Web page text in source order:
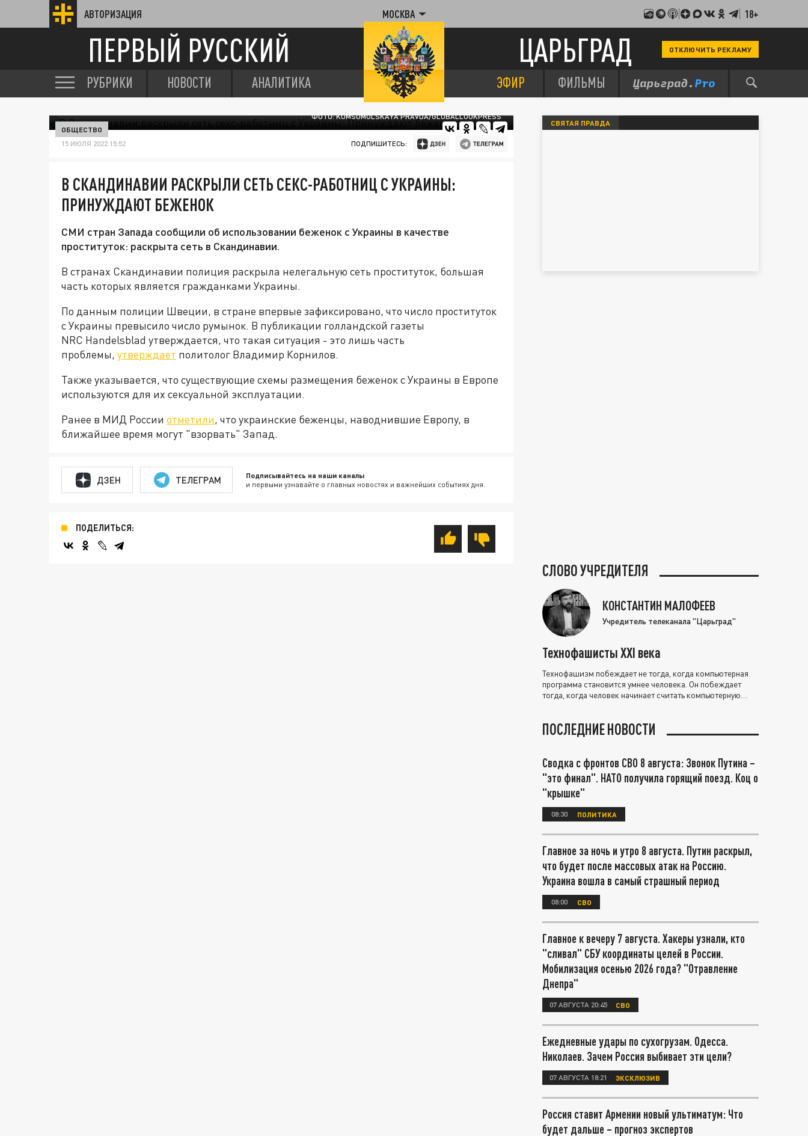
АВТОРИЗАЦИЯ МОСКВА 18+
ПЕРВЫЙ РУССКИЙ ЦАРЬГРАД ОТКЛЮЧИТЬ РЕКЛАМУ
РУБРИКИ НОВОСТИ АНАЛИТИКА ЭФИР ФИЛЬМЫ
ФОТО: KOMSOMOLSKAYA PRAVDA/GLOBALLOOKPRESS
ОБЩЕСТВО
15 ИЮЛЯ 2022 15:52 ПОДПИШИТЕСЬ:
В СКАНДИНАВИИ РАСКРЫЛИ СЕТЬ СЕКС-РАБОТНИЦ С УКРАИНЫ:
ПРИНУЖДАЮТ БЕЖЕНОК
СМИ стран Запада сообщили об использовании беженок с Украины в качестве
проституток: раскрыта сеть в Скандинавии.
В странах Скандинавии полиция раскрыла нелегальную сеть проституток, большая
часть которых является гражданками Украины.
По данным полиции Швеции, в стране впервые зафиксировано, что число проституток
с Украины превысило число румынок. В публикации голландской газеты
NRC Handelsblad утверждается, что такая ситуация - это лишь часть
проблемы, утверждает политолог Владимир Корнилов.
Также указывается, что существующие схемы размещения беженок с Украины в Европе
используются для их сексуальной эксплуатации.
Ранее в МИД России отметили, что украинские беженцы, наводнившие Европу, в
ближайшее время могут "взорвать" Запад.
ДЗЕН ТЕЛЕГРАМ Подписывайтесь на наши каналы
и первыми узнавайте о главных новостях и важнейших событиях дня.
ПОДЕЛИТЬСЯ:
СВЯТАЯ ПРАВДА
СЛОВО УЧРЕДИТЕЛЯ
КОНСТАНТИН МАЛОФЕЕВ
Учредитель телеканала "Царьград"
Технофашисты XXI века
Технофашизм побеждает не тогда, когда компьютерная
программа становится умнее человека. Он побеждает
тогда, когда человек начинает считать компьютерную
ПОСЛЕДНИЕ НОВОСТИ
Сводка с фронтов СВО 8 августа: Звонок Путина –
"это финал". НАТО получила горящий поезд. Коц о
"крышке"
08:30 ПОЛИТИКА
Главное за ночь и утро 8 августа. Путин раскрыл,
что будет после массовых атак на Россию.
Украина вошла в самый страшный период
08:00 СВО
Главное к вечеру 7 августа. Хакеры узнали, кто
"сливал" СБУ координаты целей в России.
Мобилизация осенью 2026 года? "Отравление
Днепра"
07 АВГУСТА 20:45 СВО
Ежедневные удары по сухогрузам. Одесса.
Николаев. Зачем Россия выбивает эти цели?
07 АВГУСТА 18:21 ЭКСКЛЮЗИВ
Россия ставит Армении новый ультиматум: Что
будет дальше – прогноз экспертов